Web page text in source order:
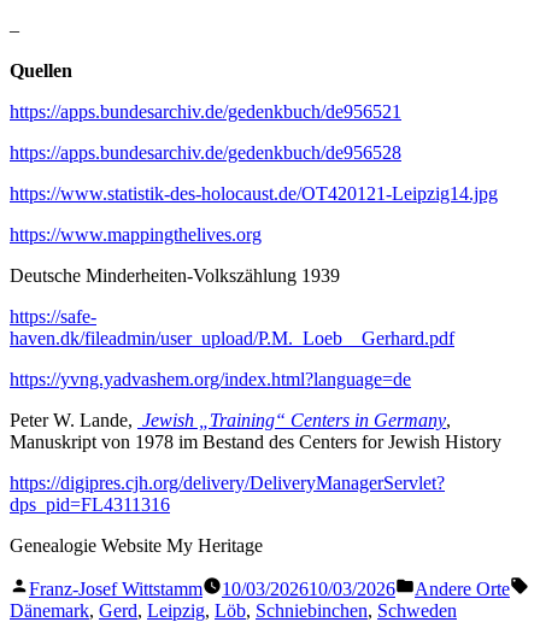
–
Quellen
https://apps.bundesarchiv.de/gedenkbuch/de956521
https://apps.bundesarchiv.de/gedenkbuch/de956528
https://www.statistik-des-holocaust.de/OT420121-Leipzig14.jpg
https://www.mappingthelives.org
Deutsche Minderheiten-Volkszählung 1939
https://safe-
haven.dk/fileadmin/user_upload/P.M._Loeb__Gerhard.pdf
https://yvng.yadvashem.org/index.html?language=de
Peter W. Lande, Jewish „Training“ Centers in Germany,
Manuskript von 1978 im Bestand des Centers for Jewish History
https://digipres.cjh.org/delivery/DeliveryManagerServlet?
dps_pid=FL4311316
Genealogie Website My Heritage
Veröffentlicht
von
Franz-Josef Wittstamm 10/03/202610/03/2026
Veröffentlicht
in
Andere Orte
Dänemark, Gerd, Leipzig, Löb, Schniebinchen, Schweden